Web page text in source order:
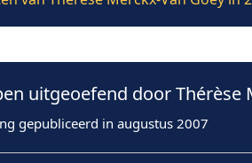
uitgeoefend door Thérèse
gepubliceerd in augustus 2007